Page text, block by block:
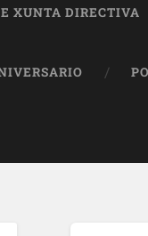
XUNTA DIRECTIVA